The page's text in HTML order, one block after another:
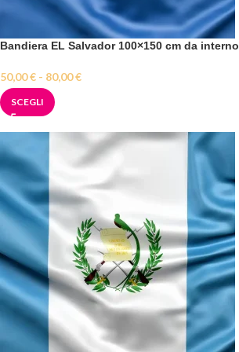
Bandiera EL Salvador 100×150 cm da interno
50,00€ - 80,00€
SCEGLI